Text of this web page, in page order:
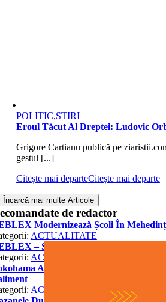
POLITIC,STIRI
Eroul Tăcut Al Dreptei: Ludovic
Grigore Cartianu publică pe
gestul [...]
Citește mai departeCitește mai departe
Încarcă mai multe Articole
de redactor